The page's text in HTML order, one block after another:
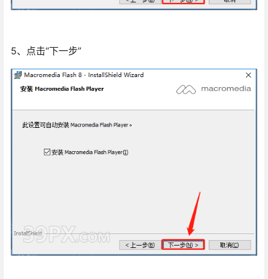
5、点击“下一步”